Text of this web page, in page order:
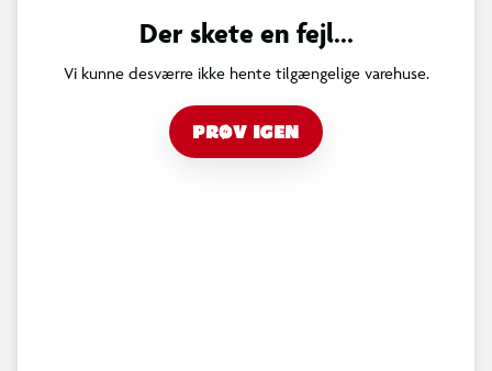
Der skete en fejl...
Vi kunne desværre ikke hente tilgængelige varehuse.
PRØV IGEN